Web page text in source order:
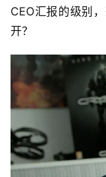
CEO汇报的级别
开？